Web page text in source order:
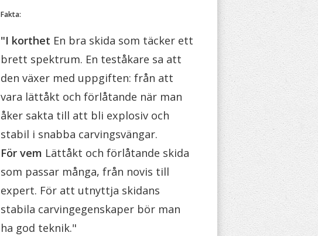
Fakta:
"I korthet En bra skida som täcker ett
brett spektrum. En teståkare sa att
den växer med uppgiften: från att
vara lättåkt och förlåtande när man
åker sakta till att bli explosiv och
stabil i snabba carvingsvängar.
För vem Lättåkt och förlåtande skida
som passar många, från novis till
expert. För att utnyttja skidans
stabila carvingegenskaper bör man
ha god teknik."